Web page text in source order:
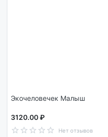
Экочеловечек Малыш
3120.00 ₽
Нет отзывов